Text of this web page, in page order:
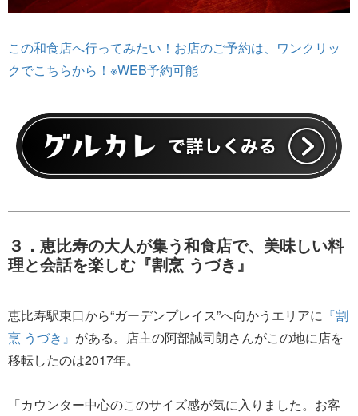
この和食店へ行ってみたい！お店のご予約は、ワンクリッ
クでこちらから！※WEB予約可能
３．恵比寿の大人が集う和食店で、美味しい料
理と会話を楽しむ『割烹 うづき』
恵比寿駅東口から“ガーデンプレイス”へ向かうエリアに 『割
烹 うづき』 がある。店主の阿部誠司朗さんがこの地に店を
移転したのは2017年。
「カウンター中心のこのサイズ感が気に入りました。お客